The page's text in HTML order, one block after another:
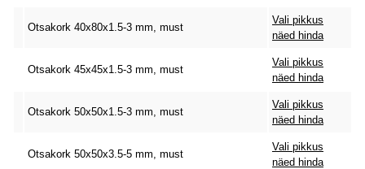
Otsakork 40x80x1.5-3 mm, must
Vali pikkus
näed hinda
Otsakork 45x45x1.5-3 mm, must
Vali pikkus
näed hinda
Otsakork 50x50x1.5-3 mm, must
Vali pikkus
näed hinda
Otsakork 50x50x3.5-5 mm, must
Vali pikkus
näed hinda